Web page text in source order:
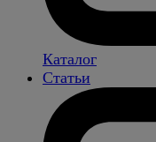
Каталог
Статьи